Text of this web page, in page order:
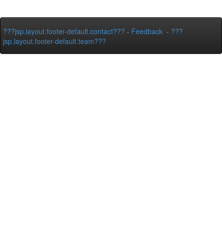
???jsp.layout.footer-default.contact??? - Feedback - ???
jsp.layout.footer-default.team???